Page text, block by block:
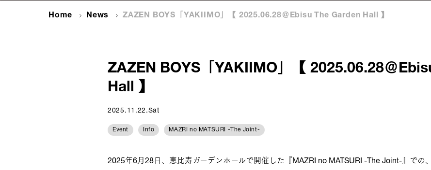
Home News ZAZEN BOYS「YAKIIMO」【 2025.06.28＠Ebisu The Garden Hall 】
ZAZEN BOYS「YAKIIMO」【 2025.06.28＠
Hall 】
2025.11.22.Sat
Event Info MAZRI no MATSURI -The Joint-
2025年6月28日、恵比寿ガーデンホールで開催した『MAZRI no MATSURI -The Joint-』での